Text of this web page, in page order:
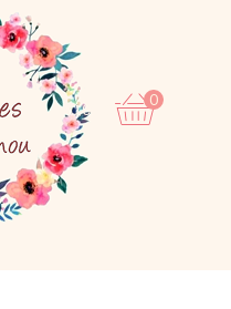
0,00 0